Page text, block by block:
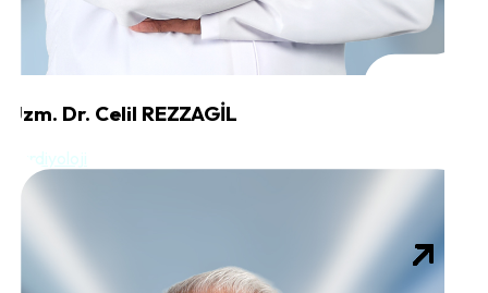
Uzm. Dr. Celil REZZAGİL
Kardiyoloji